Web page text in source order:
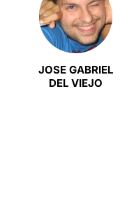
JOSE GABRIEL
DEL VIEJO